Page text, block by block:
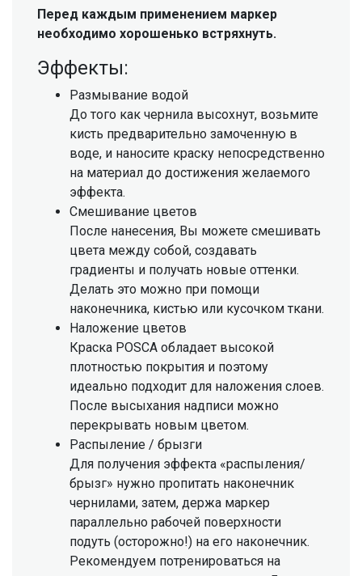
Перед каждым применением маркер
необходимо хорошенько встряхнуть.
Эффекты:
Размывание водой
До того как чернила высохнут, возьмите
кисть предварительно замоченную в
воде, и наносите краску непосредственно
на материал до достижения желаемого
эффекта.
Смешивание цветов
После нанесения, Вы можете смешивать
цвета между собой, создавать
градиенты и получать новые оттенки.
Делать это можно при помощи
наконечника, кистью или кусочком ткани.
Наложение цветов
Краска POSCA обладает высокой
плотностью покрытия и поэтому
идеально подходит для наложения слоев.
После высыхания надписи можно
перекрывать новым цветом.
Распыление / брызги
Для получения эффекта «распыления/
брызг» нужно пропитать наконечник
чернилами, затем, держа маркер
параллельно рабочей поверхности
подуть (осторожно!) на его наконечник.
Рекомендуем потренироваться на